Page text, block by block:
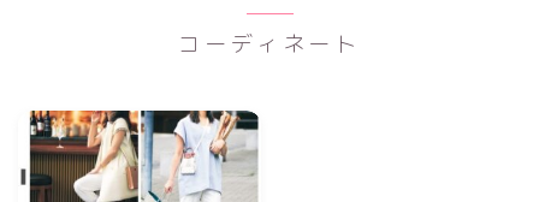
お申し込み
コーディネート